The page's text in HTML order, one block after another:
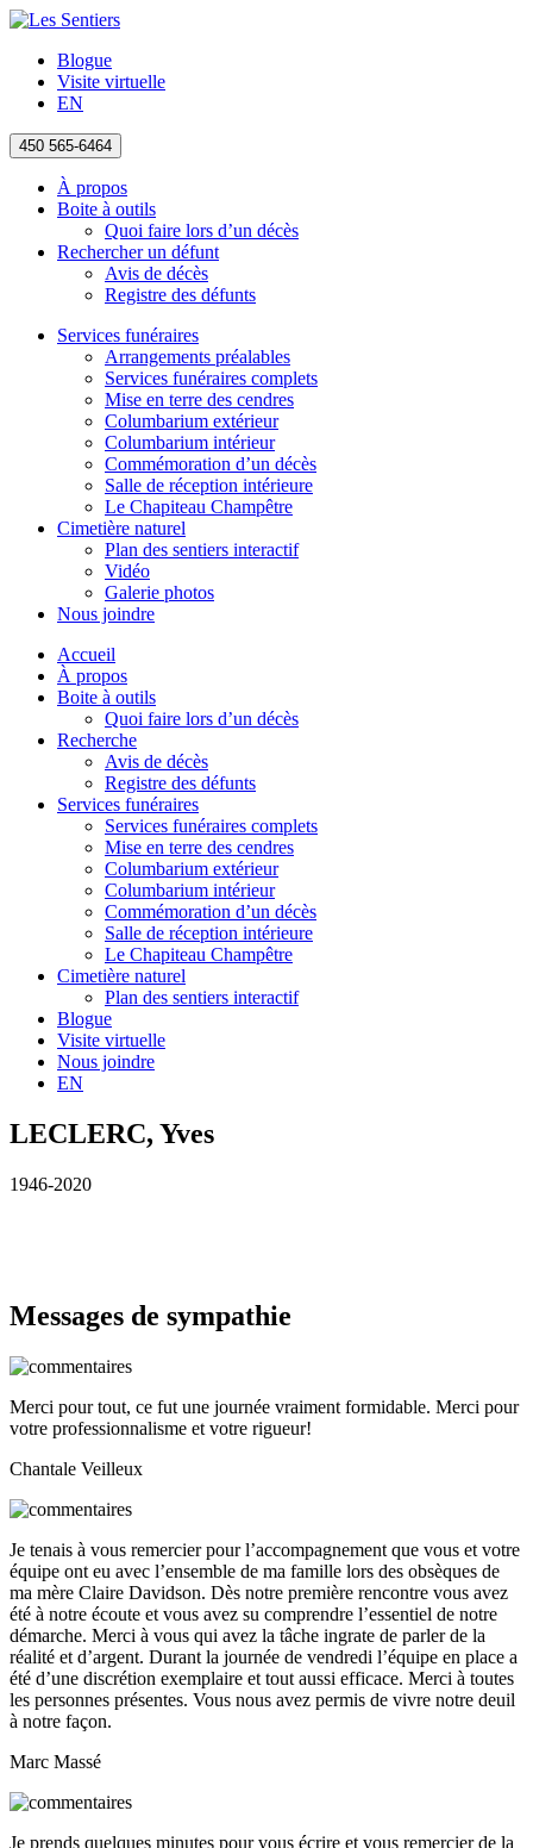
Blogue
Visite virtuelle
EN
450 565-6464
À propos
Boite à outils
Quoi faire lors d’un décès
Rechercher un défunt
Avis de décès
Registre des défunts
Services funéraires
Arrangements préalables
Services funéraires complets
Mise en terre des cendres
Columbarium extérieur
Columbarium intérieur
Commémoration d’un décès
Salle de réception intérieure
Le Chapiteau Champêtre
Cimetière naturel
Plan des sentiers interactif
Vidéo
Galerie photos
Nous joindre
Accueil
À propos
Boite à outils
Quoi faire lors d’un décès
Recherche
Avis de décès
Registre des défunts
Services funéraires
Services funéraires complets
Mise en terre des cendres
Columbarium extérieur
Columbarium intérieur
Commémoration d’un décès
Salle de réception intérieure
Le Chapiteau Champêtre
Cimetière naturel
Plan des sentiers interactif
Blogue
Visite virtuelle
Nous joindre
EN
LECLERC, Yves
1946-2020
Messages de sympathie
Merci pour tout, ce fut une journée vraiment formidable. Merci pour
votre professionnalisme et votre rigueur!
Chantale Veilleux
Je tenais à vous remercier pour l’accompagnement que vous et votre
équipe ont eu avec l’ensemble de ma famille lors des obsèques de
ma mère Claire Davidson. Dès notre première rencontre vous avez
été à notre écoute et vous avez su comprendre l’essentiel de notre
démarche. Merci à vous qui avez la tâche ingrate de parler de la
réalité et d’argent. Durant la journée de vendredi l’équipe en place a
été d’une discrétion exemplaire et tout aussi efficace. Merci à toutes
les personnes présentes. Vous nous avez permis de vivre notre deuil
à notre façon.
Marc Massé
Je prends quelques minutes pour vous écrire et vous remercier de la